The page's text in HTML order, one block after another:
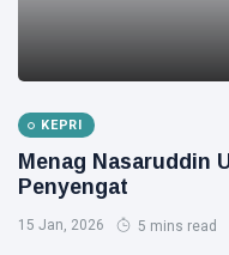
KEPRI
Menag Nasaruddin
Penyengat
15 Jan, 2026 5 mins read